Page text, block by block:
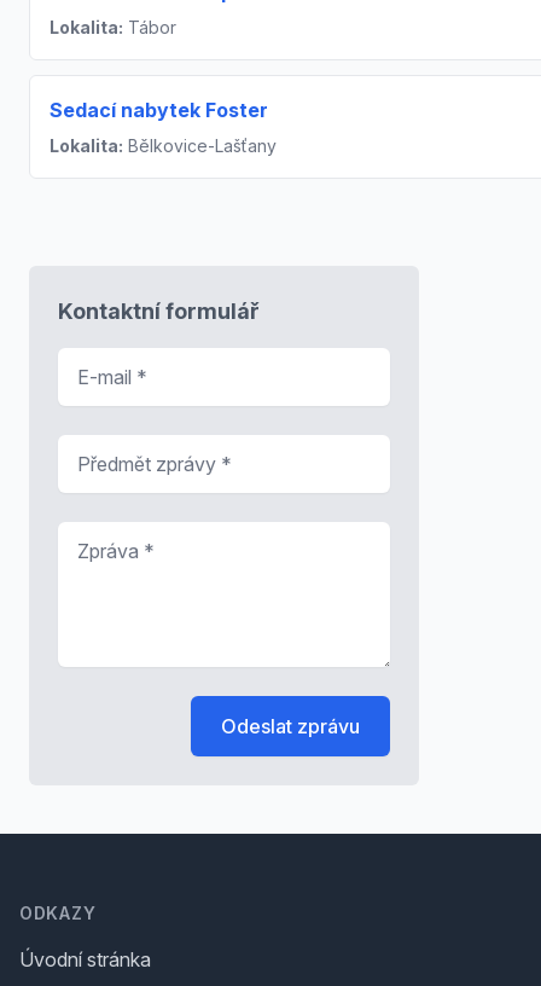
Lokalita: Tábor
Sedací nabytek Foster
Lokalita: Bělkovice-Lašťany
Kontaktní formulář
Odeslat zprávu
ODKAZY
Úvodní stránka